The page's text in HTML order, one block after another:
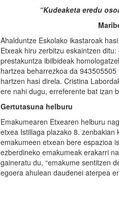
“Kudeaketa eredu
Ahalduntze Eskolako ikastaroak
Etxeak hiru zerbitzu eskaintzen
prestakuntza ibilbideak
hartzea beharrezkoa da
hartzen hasi direla. Cristina
ere nahi dugu, erreferente bat izan
Gertutasuna helburu
Emakumearen Etxearen helburu
etxea Istillaga plazako 8. zenbakian
emakumeen etxean bere espazioa
ezberdineko emakumeak erakarri
gaineratu du, “emakume sentitzen
egoera ahulean daudenei aterpea